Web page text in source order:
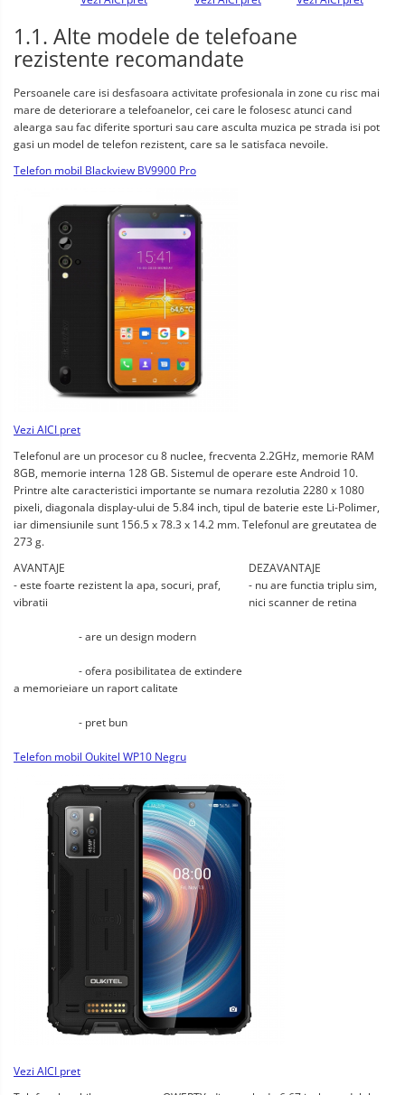
1.1. Alte modele de telefoane
rezistente recomandate
Persoanele care isi desfasoara activitate profesionala in zone cu risc mai
mare de deteriorare a telefoanelor, cei care le folosesc atunci cand
alearga sau fac diferite sporturi sau care asculta muzica pe strada isi pot
gasi un model de telefon rezistent, care sa le satisfaca nevoile.
Telefon mobil Blackview BV9900 Pro
Vezi AICI pret
Telefonul are un procesor cu 8 nuclee, frecventa 2.2GHz, memorie RAM
8GB, memorie interna 128 GB. Sistemul de operare este Android 10.
Printre alte caracteristici importante se numara rezolutia 2280 x 1080
pixeli, diagonala display-ului de 5.84 inch, tipul de baterie este Li-Polimer,
iar dimensiunile sunt 156.5 x 78.3 x 14.2 mm. Telefonul are greutatea de
273 g.
AVANTAJE
DEZAVANTAJE
- este foarte rezistent la apa, socuri, praf,
vibratii
			- are un design modern
a memorieiare un raport calitate
			- pret bun
- nu are functia triplu sim,
nici scanner de retina
Telefon mobil Oukitel WP10 Negru
Vezi AICI pret